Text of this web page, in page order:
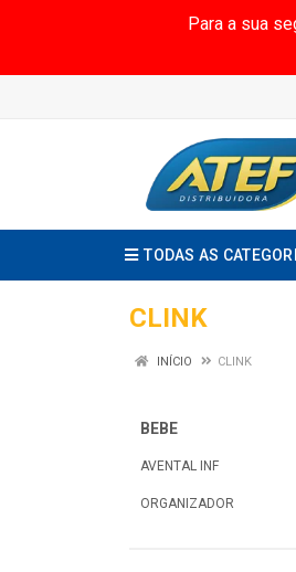
Para a sua
TODAS AS
CLINK
INÍCIO CLINK
BEBE
AVENTAL INF
ORGANIZADOR